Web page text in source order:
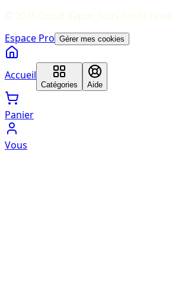
© 2026 Cloud Vapor. Tous droits
Espace Pro Gérer mes cookies
Accueil
Catégories Aide
Panier
Vous